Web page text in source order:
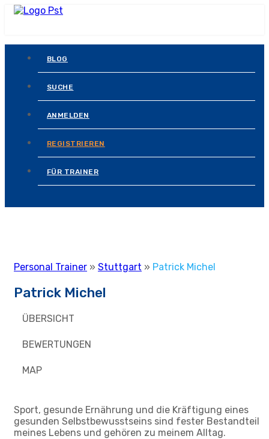
BLOG
SUCHE
ANMELDEN
REGISTRIEREN
FÜR TRAINER
Personal Trainer » Stuttgart » Patrick Michel
Patrick Michel
ÜBERSICHT
BEWERTUNGEN
MAP
Sport, gesunde Ernährung und die Kräftigung eines
gesunden Selbstbewusstseins sind fester Bestandteil
meines Lebens und gehören zu meinem Alltag.